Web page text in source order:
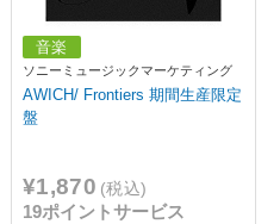
音楽
ソニーミュージックマーケティング
AWICH/ Frontiers 期間生産限定
盤
¥1,870 (税込)
19ポイントサービス